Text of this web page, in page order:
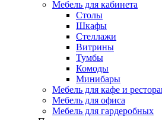
Мебель для кабинета
Столы
Шкафы
Стеллажи
Витрины
Тумбы
Комоды
Минибары
Мебель для кафе и
Мебель для офиса
Мебель для гардеробных